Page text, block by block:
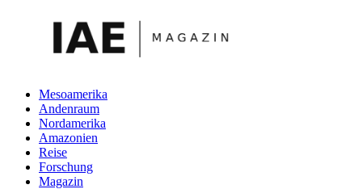
Mesoamerika
Andenraum
Nordamerika
Amazonien
Reise
Forschung
Magazin